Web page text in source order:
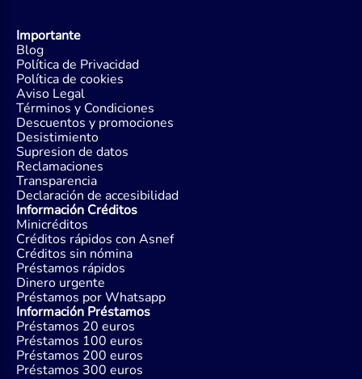
Importante
Blog
Política de Privacidad
Política de cookies
Aviso Legal
Términos y Condiciones
Descuentos y promociones
Desistimiento
Supresion de datos
Reclamaciones
Transparencia
Declaración de accesibilidad
Información Créditos
Minicréditos
Créditos rápidos con Asnef
Créditos sin nómina
Préstamos rápidos
Dinero urgente
Préstamos por Whatsapp
Información Préstamos
Préstamos 20 euros
Préstamos 100 euros
Préstamos 200 euros
Préstamos 300 euros